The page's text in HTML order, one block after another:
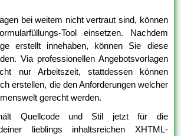
bei weitem nicht vertraut sind, können
Tool einsetzen. Nachdem
erstellt innehaben, können Sie diese
Via professionellen Angebotsvorlagen
nur Arbeitszeit, stattdessen können
erstellen, die den Anforderungen welcher
gerecht werden.
Quellcode und Stil jetzt für die
lieblings inhaltsreichen XHTML-